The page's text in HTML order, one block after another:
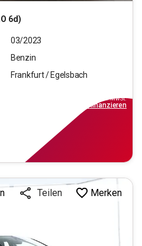
6d)
03/2023
Benzin
Frankfurt / Egelsbach
inkl.MwSt.
finanzieren
Teilen Merken